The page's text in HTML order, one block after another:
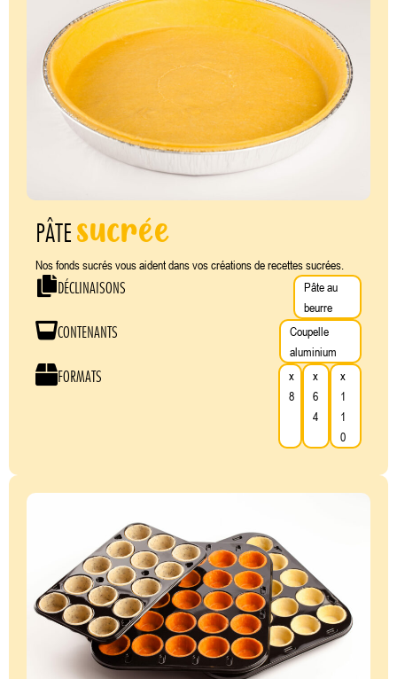
PÂTEsucrée
Nos fonds sucrés vous aident dans vos créations de recettes sucrées.
DÉCLINAISONS
Pâte au
beurre
CONTENANTS
Coupelle
aluminium
FORMATS
x
8
x
6
4
x
1
1
0